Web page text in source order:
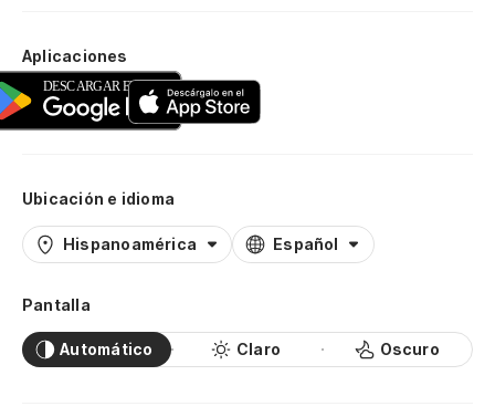
Aplicaciones
Ubicación e idioma
Hispanoamérica Español
Pantalla
Automático Claro Oscuro